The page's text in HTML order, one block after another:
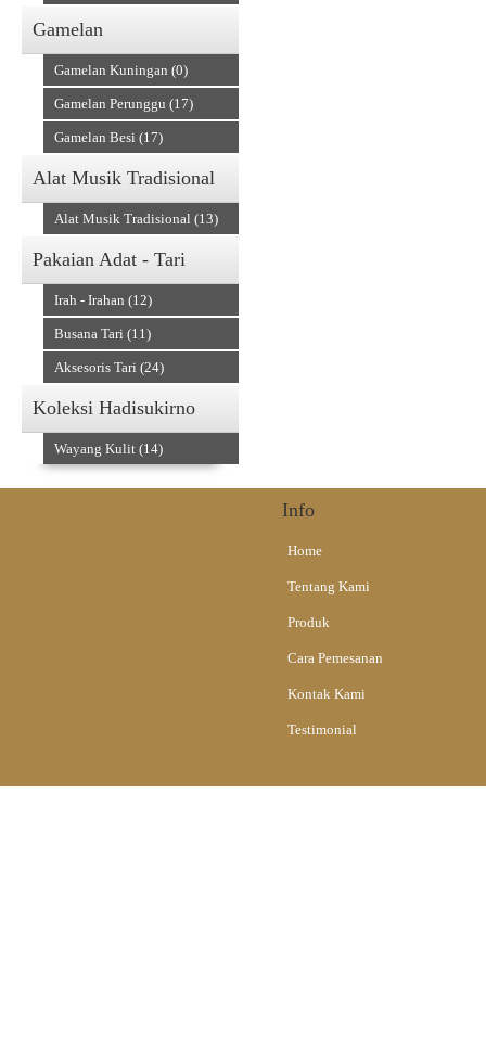
Gamelan
Gamelan Kuningan (0)
Gamelan Perunggu (17)
Gamelan Besi (17)
Alat Musik Tradisional
Alat Musik Tradisional (13)
Pakaian Adat - Tari
Irah - Irahan (12)
Busana Tari (11)
Aksesoris Tari (24)
Koleksi Hadisukirno
Wayang Kulit (14)
Info
Home
Tentang Kami
Produk
Cara Pemesanan
Kontak Kami
Testimonial